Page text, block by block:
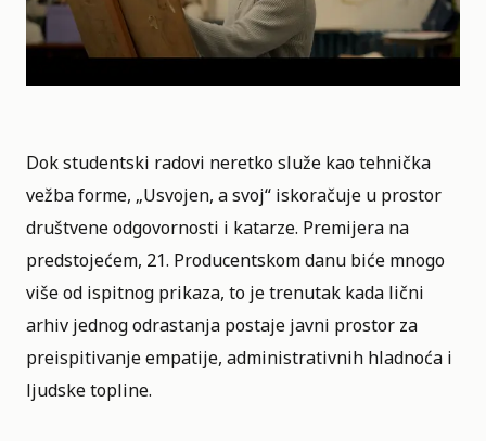
Dok studentski radovi neretko služe kao tehnička
vežba forme, „Usvojen, a svoj“ iskoračuje u prostor
društvene odgovornosti i katarze. Premijera na
predstojećem, 21. Producentskom danu biće mnogo
više od ispitnog prikaza, to je trenutak kada lični
arhiv jednog odrastanja postaje javni prostor za
preispitivanje empatije, administrativnih hladnoća i
ljudske topline.